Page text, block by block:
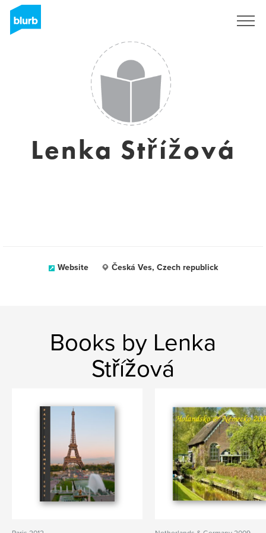
Lenka Střížová
Website Česká Ves, Czech republick
Books by Lenka
Střížová